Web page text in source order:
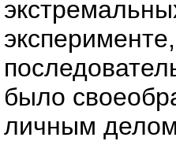
было
личным